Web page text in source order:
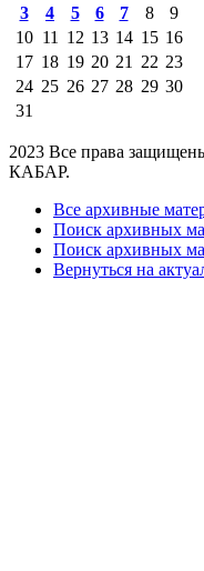
3
4 5 6 7 8
9
10 11 12 13 14 15 16
17 18 19 20 21 22 23
24 25 26 27 28 29 30
31
2023 Все права
КАБАР.
Все архивные
Поиск архивных
Поиск архивных
Вернуться на